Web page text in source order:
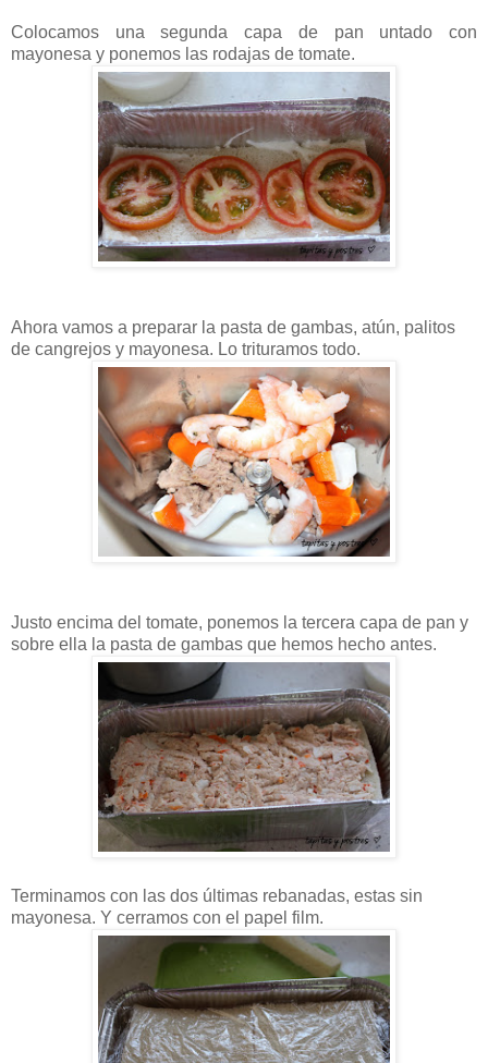
Colocamos una segunda capa de pan untado con
mayonesa y ponemos las rodajas de tomate.
Ahora vamos a preparar la pasta de gambas, atún, palitos
de cangrejos y mayonesa. Lo trituramos todo.
Justo encima del tomate, ponemos la tercera capa de pan y
sobre ella la pasta de gambas que hemos hecho antes.
Terminamos con las dos últimas rebanadas, estas sin
mayonesa. Y cerramos con el papel film.